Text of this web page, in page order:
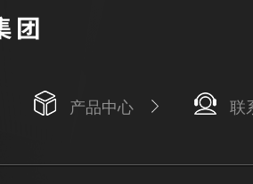
产品中心 联